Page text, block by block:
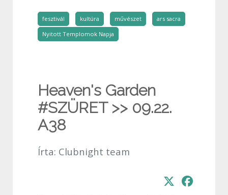
fesztivál kultúra művészet
ars sacra
Nyitott Templomok Napja
Heaven's Garden
#SZÜRET >> 09.22.
A38
Írta: Clubnight team